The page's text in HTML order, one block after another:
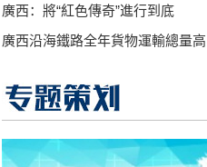
廣西：將“紅色傳奇”進行到底
廣西沿海鐵路全年貨物運輸總量高